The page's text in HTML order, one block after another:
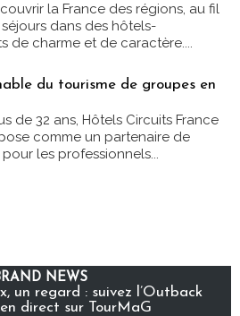
la France des régions, au fil
dans des hôtels-
de charme et de caractère....
du tourisme de groupes en
de 32 ans, Hôtels Circuits France
comme un partenaire de
les professionnels...
NEWS
un regard : suivez l’Outback
direct sur TourMaG